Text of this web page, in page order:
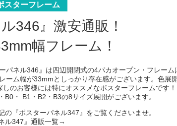
スターフレーム
346』激安通販！
幅フレーム！
パネル346』は四辺開閉式の4パカオープン・フレーム
ーム幅が33mmとしっかり存在感がございます。色展
のお客様には特にオススメなポスターフレームです！
・ B1・B2・B3の8サイズ展開がございます。
『ポスターパネル347』をご覧くださいませ。
ル347』通販一覧→